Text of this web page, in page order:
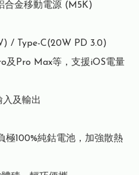
合金移動電源 (M5K)
/ Type-C(20W PD 3.0)
及Pro Max等，支援iOS電量
入及輸出
極100%純鈷電池，加強散熱